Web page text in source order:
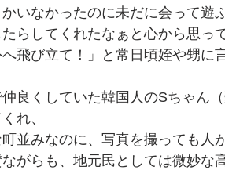
いなかったのに未だに会って遊
らしてくれたなぁと心から思っ
へ飛び立て！」と常日頃姪や甥に
良くしていた韓国人のSちゃん
れ、
町並みなのに、写真を撮っても人
がらも、地元民としては微妙な